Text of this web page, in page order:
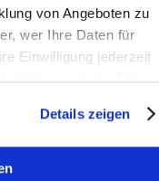
von Angeboten zu
wer Ihre Daten für
Einwilligung jederzeit
Klicken auf das
gerne:
Lage erfassen,
Details zeigen